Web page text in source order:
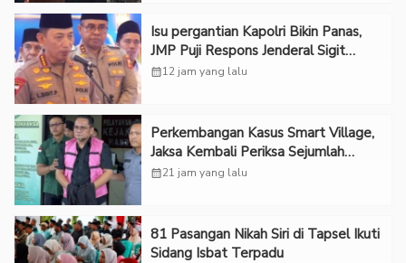
Isu pergantian Kapolri Bikin Panas,
JMP Puji Respons Jenderal Sigit
Justru Bikin “Adem”
calendar_month12 jam yang lalu
Perkembangan Kasus Smart Village,
Jaksa Kembali Periksa Sejumlah
Kades
calendar_month21 jam yang lalu
81 Pasangan Nikah Siri di Tapsel Ikuti
Sidang Isbat Terpadu